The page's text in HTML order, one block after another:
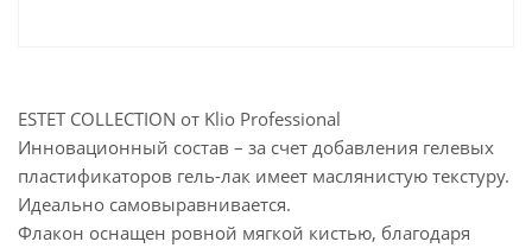
ESTET COLLECTION от Klio Professional
Инновационный состав – за счет добавления гелевых
пластификаторов гель-лак имеет маслянистую текстуру.
Идеально самовыравнивается.
Флакон оснащен ровной мягкой кистью, благодаря